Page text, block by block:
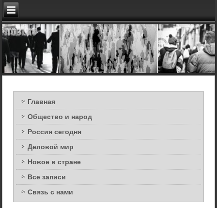
Главная
Общество и народ
Россия сегодня
Деловой мир
Новое в стране
Все записи
Связь с нами